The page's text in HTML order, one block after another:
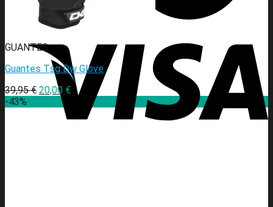
GUANTES
Guantes Tsg Dw Glove
39,95€ 20,00 €
-43%